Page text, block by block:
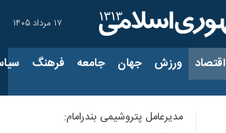
۱۷ مرداد ۱۴۰۵
اقتصاد ورزش جهان جامعه فرهنگ
مدیرعامل پتروشیمی بندرامام: